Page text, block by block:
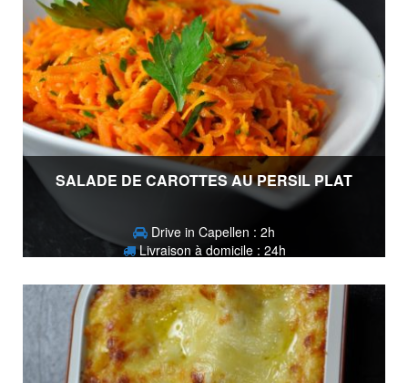
SALADE DE CAROTTES AU PERSIL PLAT
Drive in Capellen : 2h
Livraison à domicile : 24h
2,80€